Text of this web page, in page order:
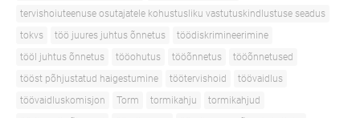
tervishoiuteenuse osutajatele kohustusliku vastutuskindlustuse seadus
tokvs
töö juures juhtus õnnetus
töödiskrimineerimine
tööl juhtus õnnetus
tööohutus tööõnnetus
tööõnnetused
tööst põhjustatud haigestumine
töötervishoid
töövaidlus
töövaidluskomisjon
Torm tormikahju
tormikahjud